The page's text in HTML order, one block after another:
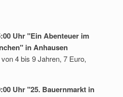
Uhr "Ein Abenteuer im
in Anhausen
4 bis 9 Jahren, 7 Euro,
Uhr "25. Bauernmarkt in